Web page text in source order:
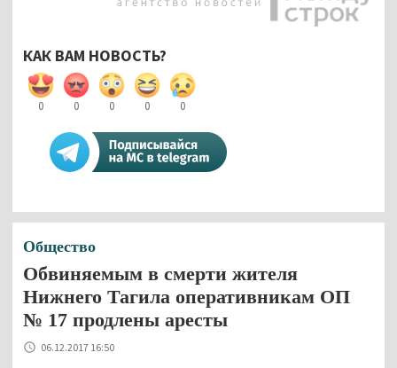
КАК ВАМ НОВОСТЬ?
0 0 0 0 0
Общество
Обвиняемым в смерти жителя
Нижнего Тагила оперативникам ОП
№ 17 продлены аресты
06.12.2017 16:50